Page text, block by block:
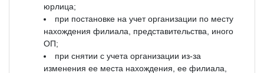
юрлица;
при постановке на учет организации по месту
нахождения филиала, представительства, иного
ОП;
при снятии с учета организации из-за
изменения ее места нахождения, ее филиала,